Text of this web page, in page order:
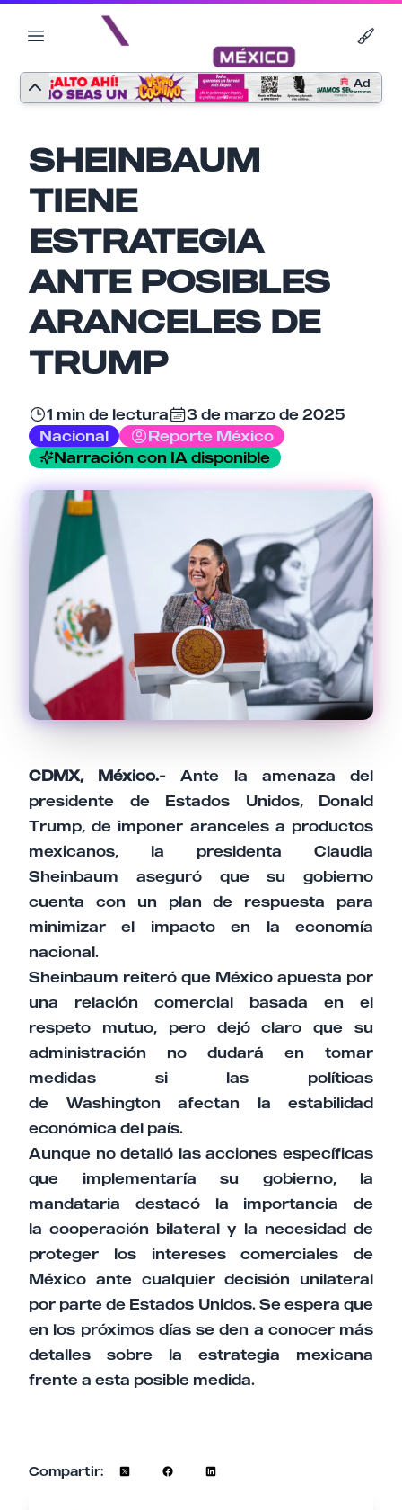
Ad
SHEINBAUM
TIENE
ESTRATEGIA
ANTE POSIBLES
ARANCELES DE
TRUMP
1 min de lectura
3 de marzo de 2025
Nacional
Reporte México
Narración con IA disponible
CDMX, México.-Ante la amenaza del
presidente de Estados Unidos, Donald
Trump, de imponer aranceles a productos
mexicanos, la presidenta Claudia
Sheinbaum aseguró que su gobierno
cuenta con un plan de respuesta para
minimizar el impacto en la economía
nacional.
Sheinbaum reiteró que México apuesta por
una relación comercial basada en el
respeto mutuo, pero dejó claro que su
administración no dudará en tomar
medidas si las políticas
de Washington afectan la estabilidad
económica del país.
Aunque no detalló las acciones específicas
que implementaría su gobierno, la
mandataria destacó la importancia de
la cooperación bilateral y la necesidad de
proteger los intereses comerciales de
México ante cualquier decisión unilateral
por parte de Estados Unidos. Se espera que
en los próximos días se den a conocer más
detalles sobre la estrategia mexicana
frente a esta posible medida.
Compartir:
Nombre
Tu comentario
Cancelar Enviar comentario